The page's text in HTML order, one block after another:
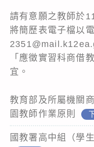
請有意願之教師於
將簡歷表電子檔以
「應徵實習科商借
宜。
教育部及所屬機關
園教師作業原則
國教署高中組（學